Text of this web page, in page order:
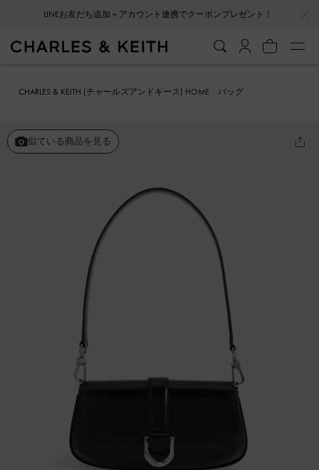
LINEお友だち追加＋アカウント連携でクーポンプレゼント！
CHARLES & KEITH (チャールズアンドキース) HOME
バッグ
似ている商品を見る